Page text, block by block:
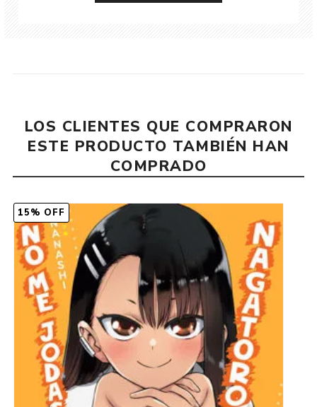
LOS CLIENTES QUE COMPRARON
ESTE PRODUCTO TAMBIÉN HAN
COMPRADO
15% OFF